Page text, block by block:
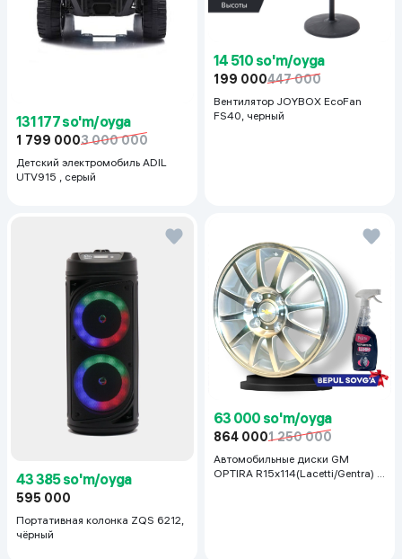
131 177 so'm/oyga
1 799 0003 000 000
Детский электромобиль ADIL
UTV915 , серый
14 510 so'm/oyga
199 000447 000
Вентилятор JOYBOX EcoFan
FS40, черный
43 385 so'm/oyga
595 000
Портативная колонка ZQS 6212,
чёрный
63 000 so'm/oyga
864 0001 250 000
Автомобильные диски GM
OPTIRA R15x114(Lacetti/Gentra) 1